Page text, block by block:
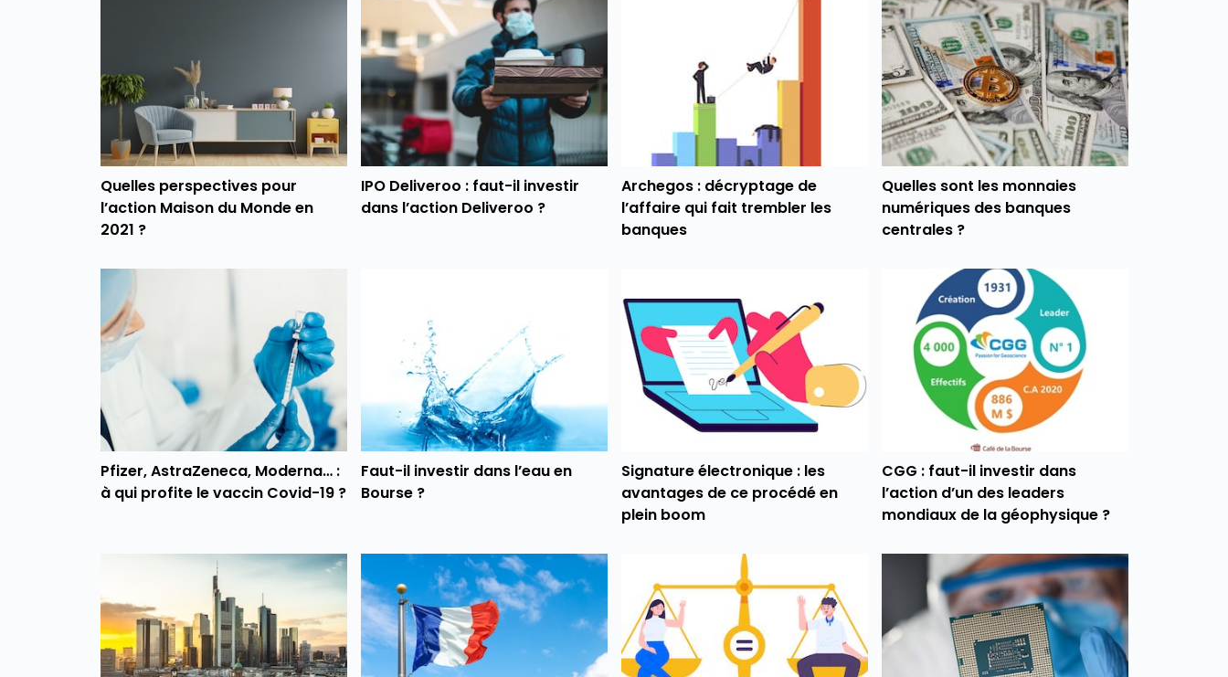
Quelles perspectives pour
l’action Maison du Monde en
2021 ?
IPO Deliveroo : faut-il investir
dans l’action Deliveroo ?
Archegos : décryptage de
l’affaire qui fait trembler les
banques
Quelles sont les monnaies
numériques des banques
centrales ?
Pfizer, AstraZeneca, Moderna… :
à qui profite le vaccin Covid-19 ?
Faut-il investir dans l’eau en
Bourse ?
Signature électronique : les
avantages de ce procédé en
plein boom
CGG : faut-il investir dans
l’action d’un des leaders
mondiaux de la géophysique ?